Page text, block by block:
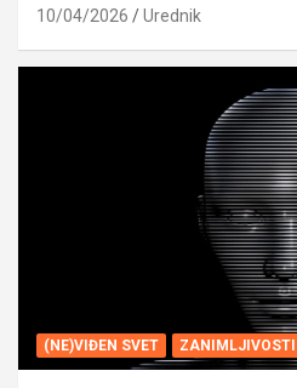
10/04/2026 Urednik
(NE)VIĐEN SVET ZANIMLJIVOSTI